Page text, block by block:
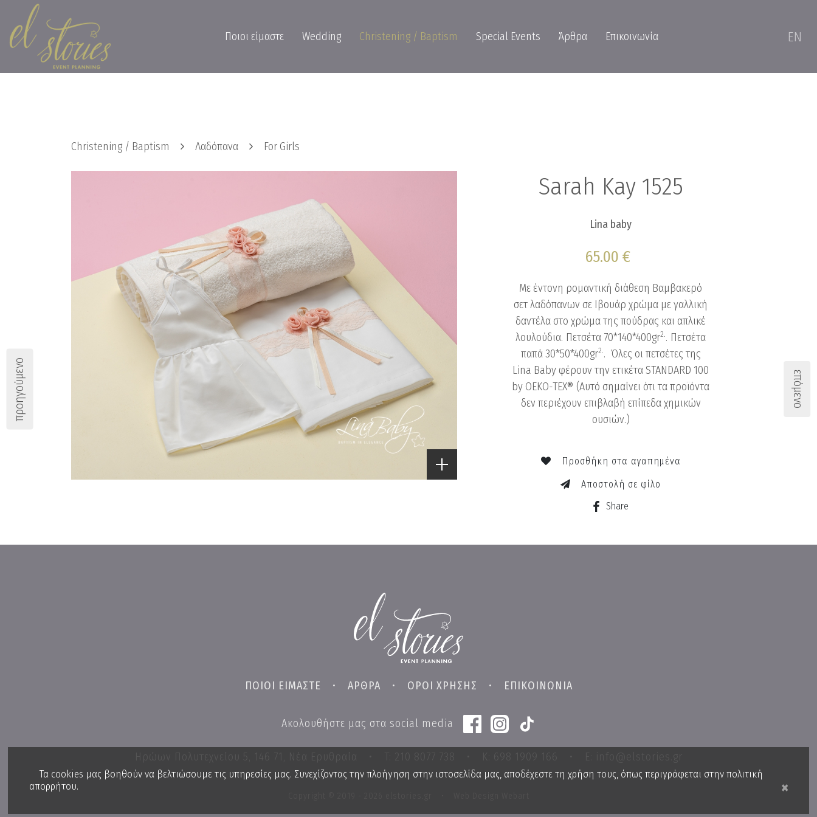
EN
Ποιοι είμαστε Wedding Christening / Baptism Special Events Άρθρα Επικοινωνία
προηγούμενο επόμενο
Christening / Baptism Λαδόπανα For Girls
Sarah Kay 1525
Lina baby
65.00 €
Με έντονη ρομαντική διάθεση Βαμβακερό
σετ λαδόπανων σε Ιβουάρ χρώμα με γαλλική
δαντέλα στο χρώμα της πούδρας και απλικέ
λουλούδια. Πετσέτα 70*140*400gr2.. Πετσέτα
παπά 30*50*400gr2.. Όλες οι πετσέτες της
Lina Baby φέρουν την ετικέτα STANDARD 100
by OEKO-TEX® (Αυτό σημαίνει ότι τα προϊόντα
δεν περιέχουν επιβλαβή επίπεδα χημικών
ουσιών.)
Προσθήκη στα αγαπημένα
Αποστολή σε φίλο
Share
ΠΟΙΟΙ ΕΙΜΑΣΤΕ • ΑΡΘΡΑ • ΟΡΟΙ ΧΡΗΣΗΣ • ΕΠΙΚΟΙΝΩΝΙΑ
Ακολουθήστε μας στα social media
Τα cookies μας βοηθούν να βελτιώσουμε τις υπηρεσίες μας. Συνεχίζοντας την πλοήγηση στην ιστοσελίδα μας, αποδέχεστε τη χρήση τους, όπως περιγράφεται στηνπολιτική
απορρήτου. ×